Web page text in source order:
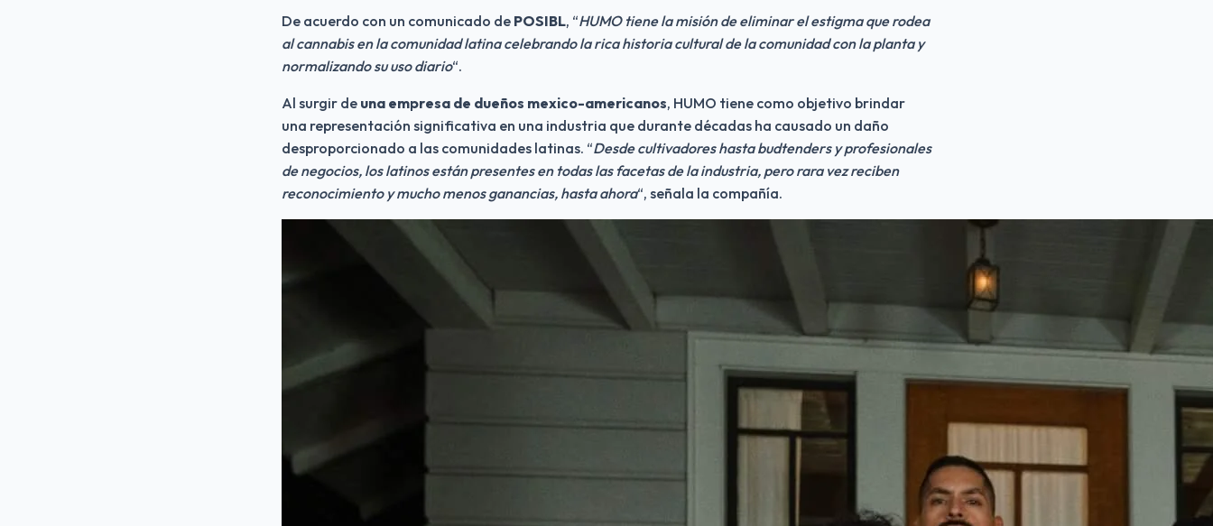
De acuerdo con un comunicado de POSIBL, “HUMO tiene la misión de eliminar el estigma que rodea
al cannabis en la comunidad latina celebrando la rica historia cultural de la comunidad con la planta y
normalizando su uso diario“.
Al surgir de una empresa de dueños mexico-americanos, HUMO tiene como objetivo brindar
una representación significativa en una industria que durante décadas ha causado un daño
desproporcionado a las comunidades latinas. “Desde cultivadores hasta budtenders y profesionales
de negocios, los latinos están presentes en todas las facetas de la industria, pero rara vez reciben
reconocimiento y mucho menos ganancias, hasta ahora“, señala la compañía.